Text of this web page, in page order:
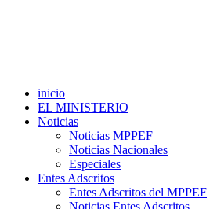
inicio
EL MINISTERIO
Noticias
Noticias MPPEF
Noticias Nacionales
Especiales
Entes Adscritos
Entes Adscritos del MPPEF
Noticias Entes Adscritos